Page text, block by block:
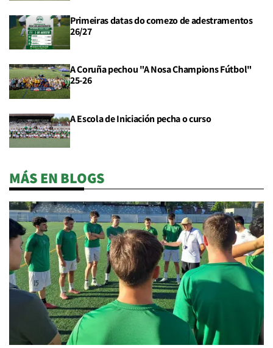
Primeiras datas do comezo de adestramentos
26/27
A Coruña pechou "A Nosa Champions Fútbol"
25-26
A Escola de Iniciación pecha o curso
MÁS EN BLOGS